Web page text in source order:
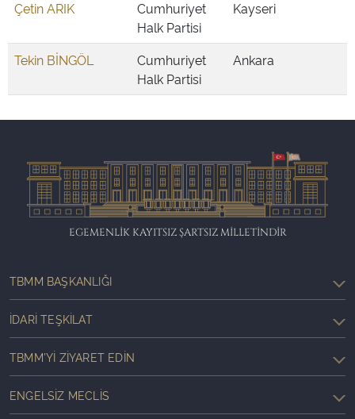
Çetin ARIK
Cumhuriyet
Halk Partisi
Kayseri
Tekin BİNGÖL
Cumhuriyet
Halk Partisi
Ankara
EGEMENLİK KAYITSIZ ŞARTSIZ MİLLETİNDİR
TBMM BAŞKANLIĞI
İDARI TEŞKILAT
TBMM'YI ZIYARET EDIN
ENGELSIZ MECLIS